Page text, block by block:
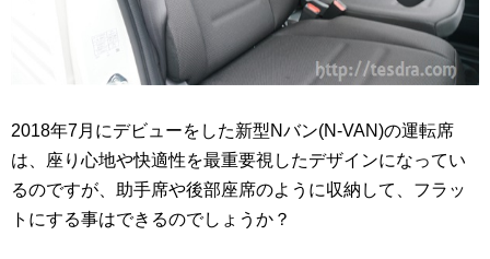
2018年7月にデビューをした新型Nバン(N-VAN)の運転席
は、座り心地や快適性を最重要視したデザインになってい
るのですが、助手席や後部座席のように収納して、フラッ
トにする事はできるのでしょうか？